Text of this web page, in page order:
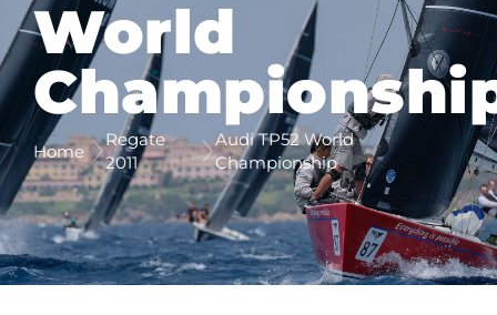
World
Home
Regate
2011
Audi TP52 World
Championship